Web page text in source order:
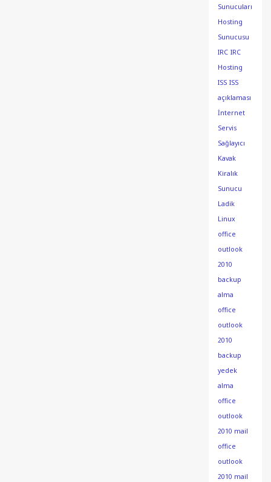
Sunucuları
Hosting
Sunucusu
IRC IRC
Hosting
ISS ISS
açıklaması
İnternet
Servis
Sağlayıcı
Kavak
Kiralık
Sunucu
Ladik
Linux
office
outlook
2010
backup
alma
office
outlook
2010
backup
yedek
alma
office
outlook
2010 mail
office
outlook
2010 mail